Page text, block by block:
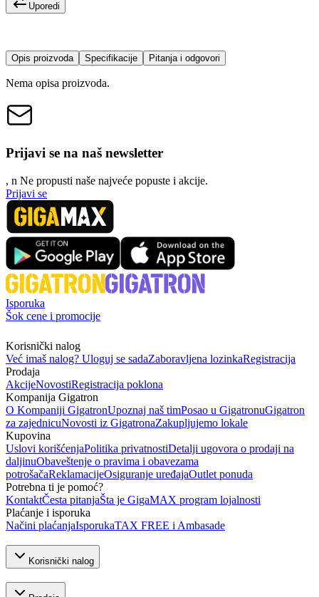
Uporedi
Opis proizvoda Specifikacije Pitanja i odgovori
Nema opisa proizvoda.
Prijavi se na naš newsletter
, n Ne propusti naše najveće popuste i akcije.
Prijavi se
Isporuka
Šok cene i promocije
Korisnički nalog
Već imaš nalog? Uloguj se sadaZaboravljena lozinkaRegistracija
Prodaja
AkcijeNovostiRegistracija poklona
Kompanija Gigatron
O Kompaniji GigatronUpoznaj naš timPosao u GigatronuGigatron
za zajednicuNovosti iz GigatronaZakupljujemo lokale
Kupovina
Uslovi korišćenjaPolitika privatnostiDetalji ugovora o prodaji na
daljinuObaveštenje o pravima i obavezama
potrošačaReklamacijeOsiguranje uređajaOutlet ponuda
Potrebna ti je pomoć?
KontaktČesta pitanjaŠta je GigaMAX program lojalnosti
Plaćanje i isporuka
Načini plaćanjaIsporukaTAX FREE i Ambasade
Korisnički nalog